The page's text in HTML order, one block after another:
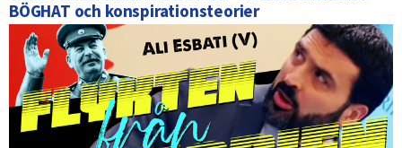
BÖGHAT och konspirationsteorier